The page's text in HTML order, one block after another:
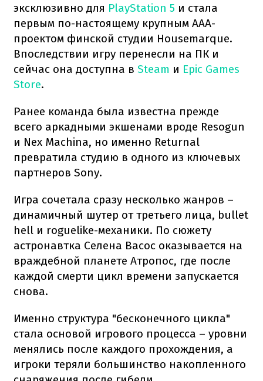
эксклюзивно для PlayStation 5 и стала
первым по-настоящему крупным AAA-
проектом финской студии Housemarque.
Впоследствии игру перенесли на ПК и
сейчас она доступна в Steam и Epic Games
Store.
Ранее команда была известна прежде
всего аркадными экшенами вроде Resogun
и Nex Machina, но именно Returnal
превратила студию в одного из ключевых
партнеров Sony.
Игра сочетала сразу несколько жанров –
динамичный шутер от третьего лица, bullet
hell и roguelike-механики. По сюжету
астронавтка Селена Васос оказывается на
враждебной планете Атропос, где после
каждой смерти цикл времени запускается
снова.
Именно структура "бесконечного цикла"
стала основой игрового процесса – уровни
менялись после каждого прохождения, а
игроки теряли большинство накопленного